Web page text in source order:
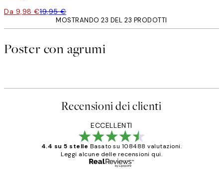
Da 9,98 €19,95 €
MOSTRANDO 23 DEL 23 PRODOTTI
Poster con agrumi
Recensioni dei clienti
ECCELLENTI
4.4 su 5 stelle Basato su 108488 valutazioni.
Leggi alcune delle recensioni qui.